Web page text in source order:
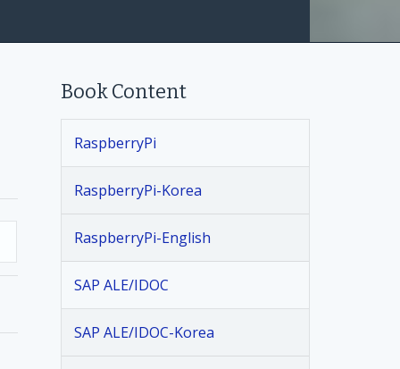
Book Content
RaspberryPi
RaspberryPi-Korea
RaspberryPi-English
SAP ALE/IDOC
SAP ALE/IDOC-Korea